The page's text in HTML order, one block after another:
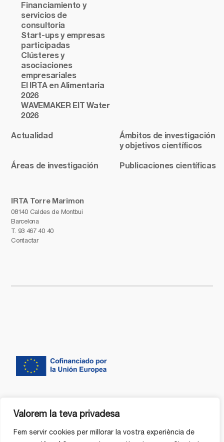
Valorem la teva privadesa
Fem servir cookies per millorar la vostra experiència de
IRTA Torre Marimon
08140 Caldes de Montbui
Barcelona
T. 93 467 40 40
Contactar
Financiamiento y
servicios de
consultoria
Start-ups y empresas
participadas
Clústeres y
asociaciones
empresariales
El IRTA en Alimentaria
2026
WAVEMAKER EIT Water
2026
Actualidad
Ámbitos de investigación
y objetivos científicos
Áreas de investigación Publicaciones científicas